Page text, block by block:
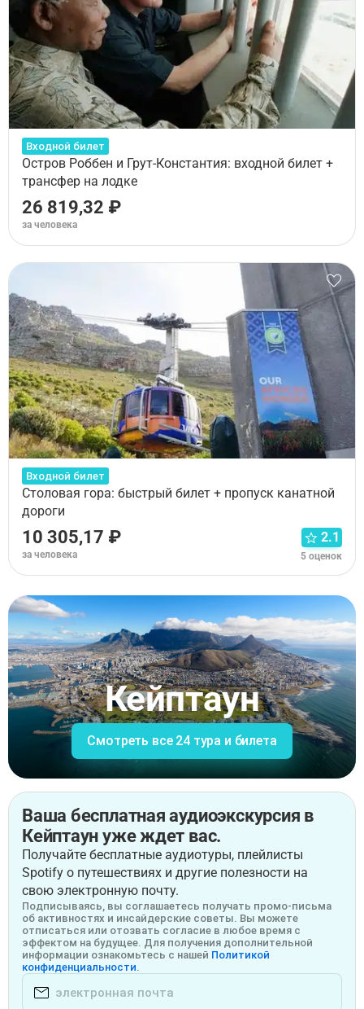
Входной билет
Остров Роббен и Грут-Константия: входной билет +
трансфер на лодке
26 819,32 ₽
за человека
Входной билет
Столовая гора: быстрый билет + пропуск канатной
дороги
10 305,17 ₽
за человека
2.1
5 оценок
Кейптаун
Смотреть все 24 тура и билета
Ваша бесплатная аудиоэкскурсия в
Кейптаун уже ждет вас.
Получайте бесплатные аудиотуры, плейлисты
Spotify о путешествиях и другие полезности на
свою электронную почту.
Подписываясь, вы соглашаетесь получать промо-письма
об активностях и инсайдерские советы. Вы можете
отписаться или отозвать согласие в любое время с
эффектом на будущее. Для получения дополнительной
информации ознакомьтесь с нашей Политикой
конфиденциальности.